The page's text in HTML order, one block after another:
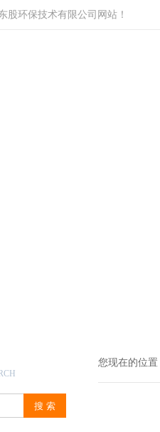
股环保技术有限公司网站！
您现在的位置